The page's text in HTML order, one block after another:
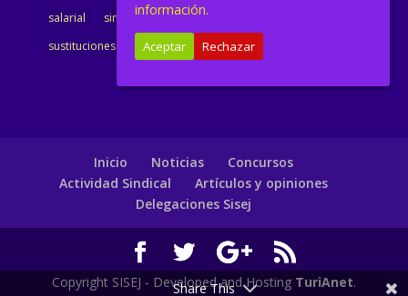
salarial
sindicalismo sindicato
sustituciones
Textualización Transcripciones
Inicio Noticias
Concursos
Actividad Sindical
Artículos y opiniones
Delegaciones Sisej
Copyright SISEJ - Developed and Hosting TuriAnet.
Share This
información.
Aceptar Rechazar